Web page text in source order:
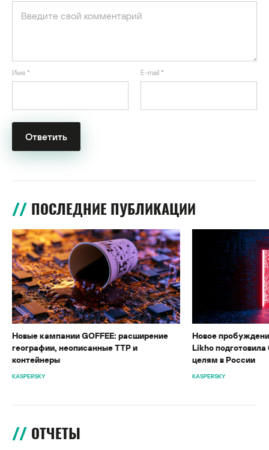
Имя * E-mail *
ПОСЛЕДНИЕ ПУБЛИКАЦИИ
Новые кампании GOFFEE: расширение
географии, неописанные TTP и
контейнеры
KASPERSKY
Новое
Likho
целям в России
KASPERSKY
ОТЧЕТЫ